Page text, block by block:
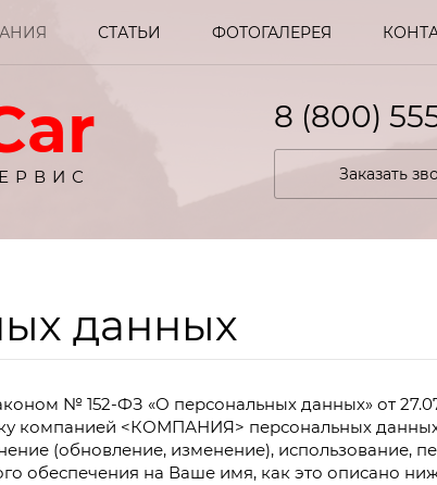
СТАТЬИ ФОТОГАЛЕРЕЯ
автомобилей и
8 (800)
Заказать
данных
№ 152-ФЗ «О персональных данных» от
компанией <КОМПАНИЯ> персональных
(обновление, изменение), использование,
обеспечения на Ваше имя, как это описано